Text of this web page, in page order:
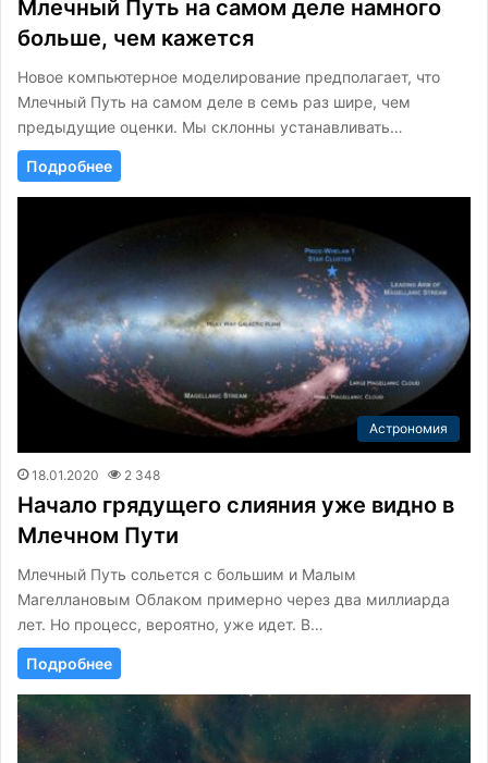
Млечный Путь на самом деле намного
больше, чем кажется
Новое компьютерное моделирование предполагает, что
Млечный Путь на самом деле в семь раз шире, чем
предыдущие оценки. Мы склонны устанавливать…
Подробнее
Астрономия
18.01.2020 2 348
Начало грядущего слияния уже видно в
Млечном Пути
Млечный Путь сольется с большим и Малым
Магеллановым Облаком примерно через два миллиарда
лет. Но процесс, вероятно, уже идет. В…
Подробнее